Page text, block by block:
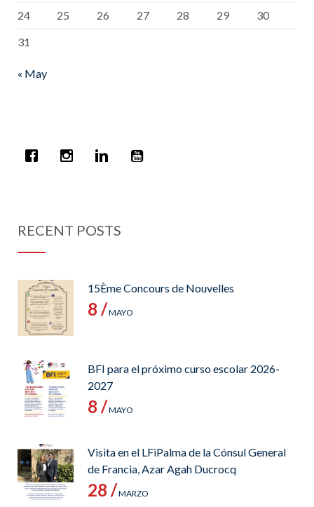
24 25 26 27 28 29
30
31
« May
RECENT POSTS
15Ème Concours de Nouvelles
8 /MAYO
BFI para el próximo curso escolar 2026-
2027
8 /MAYO
Visita en el LFiPalma de la Cónsul General
de Francia, Azar Agah Ducrocq
28 /MARZO